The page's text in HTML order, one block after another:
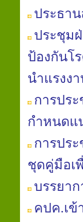
ประธา
ประชุม
ป้องกัน​โ
นํา​แรงง
การปร
กำหนดแ
การปร
ชุดคู่มือเ
บรรยา
คปค.เข้